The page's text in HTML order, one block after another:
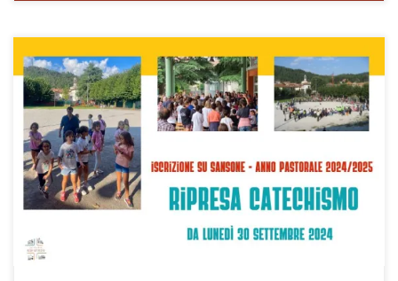
Sono state settimane all’insegna della condivisione di idee e
progetti da realizzare insieme ... abbiamo giocato, ci siamo sfidati in
tanti giochi. Abbiamo imparato cose nuove durante i laboratori e i
corsi di formazione.